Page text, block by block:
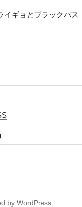
イギョとブラックバス
by WordPress